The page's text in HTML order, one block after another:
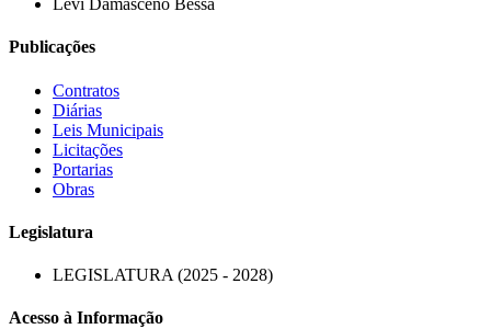
Levi Damasceno Bessa
Publicações
Contratos
Diárias
Leis Municipais
Licitações
Portarias
Obras
Legislatura
LEGISLATURA (2025 - 2028)
Acesso à Informação